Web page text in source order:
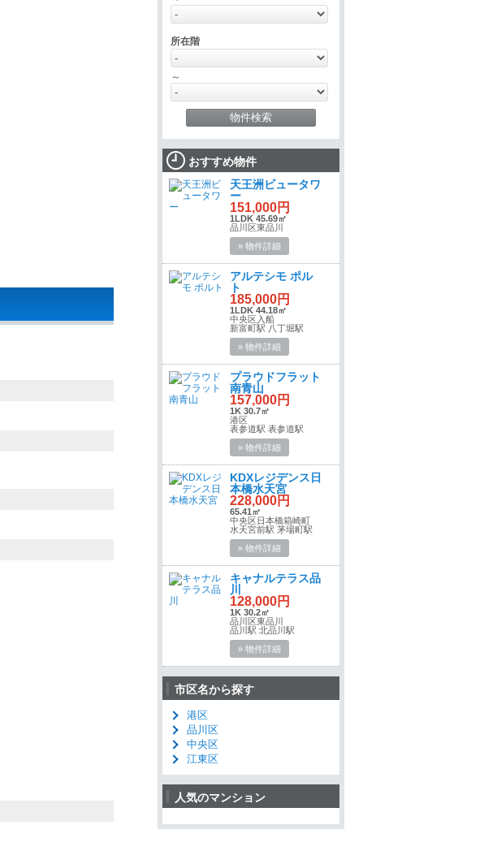
所在階
～
おすすめ物件
天王洲ビュータワ
ー
151,000円
1LDK 45.69㎡
品川区東品川
» 物件詳細
アルテシモ ポル
ト
185,000円
1LDK 44.18㎡
中央区入船
新富町駅 八丁堀駅
» 物件詳細
プラウドフラット
南青山
157,000円
1K 30.7㎡
港区
表参道駅 表参道駅
» 物件詳細
KDXレジデンス日
本橋水天宮
228,000円
65.41㎡
中央区日本橋箱崎町
水天宮前駅 茅場町駅
» 物件詳細
キャナルテラス品
川
128,000円
1K 30.2㎡
品川区東品川
品川駅 北品川駅
» 物件詳細
市区名から探す
港区
品川区
中央区
江東区
人気のマンション